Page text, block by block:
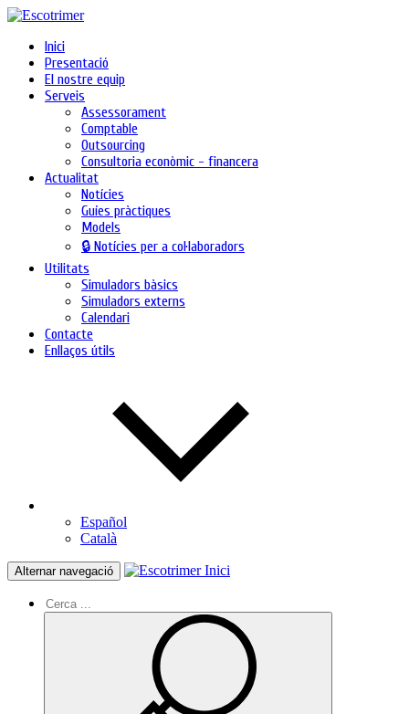
Inici
Presentació
El nostre equip
Serveis
Assessorament
Comptable
Outsourcing
Consultoria econòmic - financera
Actualitat
Notícies
Guíes pràctiques
Models
🔒 Notícies per a col·laboradors
Utilitats
Simuladors bàsics
Simuladors externs
Calendari
Contacte
Enllaços útils
Español
Català
Alternar navegació Inici